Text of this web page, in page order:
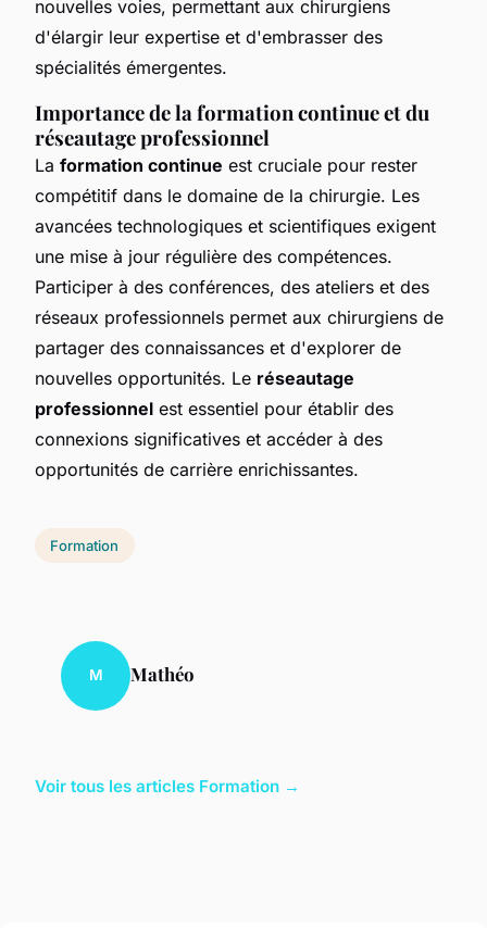
nouvelles voies, permettant aux chirurgiens
d'élargir leur expertise et d'embrasser des
spécialités émergentes.
Importance de la formation continue et du
réseautage professionnel
La formation continue est cruciale pour rester
compétitif dans le domaine de la chirurgie. Les
avancées technologiques et scientifiques exigent
une mise à jour régulière des compétences.
Participer à des conférences, des ateliers et des
réseaux professionnels permet aux chirurgiens de
partager des connaissances et d'explorer de
nouvelles opportunités. Le réseautage
professionnel est essentiel pour établir des
connexions significatives et accéder à des
opportunités de carrière enrichissantes.
Formation
M Mathéo
Voir tous les articles Formation →